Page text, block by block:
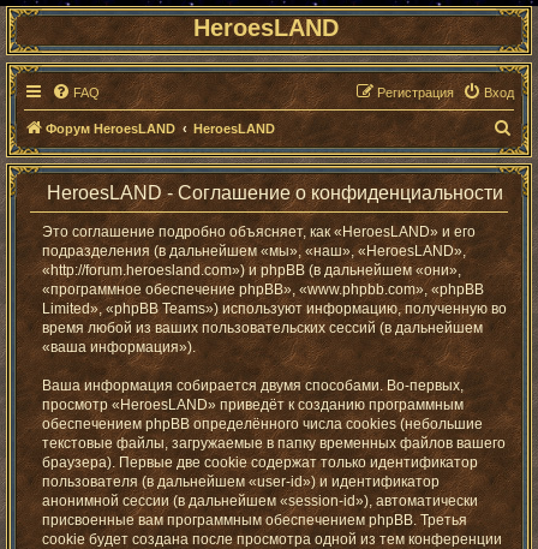
HeroesLAND
FAQ Вход
Регистрация
Форум HeroesLAND HeroesLAND
П
о
и
к
HeroesLAND - Соглашение о конфиденциальности
Это соглашение подробно объясняет, как «HeroesLAND» и его
подразделения (в дальнейшем «мы», «наш», «HeroesLAND»,
«http://forum.heroesland.com») и phpBB (в дальнейшем «они»,
«программное обеспечение phpBB», «www.phpbb.com», «phpBB
Limited», «phpBB Teams») используют информацию, полученную во
время любой из ваших пользовательских сессий (в дальнейшем
«ваша информация»).
Ваша информация собирается двумя способами. Во-первых,
просмотр «HeroesLAND» приведёт к созданию программным
обеспечением phpBB определённого числа cookies (небольшие
текстовые файлы, загружаемые в папку временных файлов вашего
браузера). Первые две cookie содержат только идентификатор
пользователя (в дальнейшем «user-id») и идентификатор
анонимной сессии (в дальнейшем «session-id»), автоматически
присвоенные вам программным обеспечением phpBB. Третья
cookie будет создана после просмотра одной из тем конференции